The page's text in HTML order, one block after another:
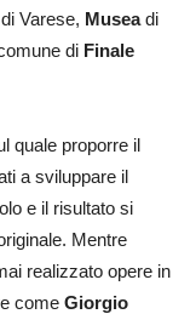
di Varese, Museadi
di Finale
quale proporre il
a sviluppare il
e il risultato si
Mentre
realizzato opere in
come Giorgio